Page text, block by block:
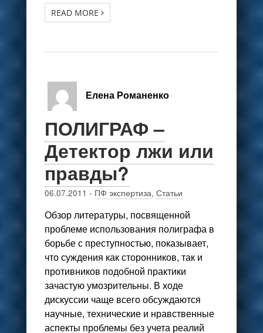
READ MORE
Елена Романенко
ПОЛИГРАФ –
Детектор лжи или
правды?
06.07.2011 - ПФ экспертиза, Статьи
Обзор литературы, посвященной
проблеме использования полиграфа в
борьбе с преступностью, показывает,
что суждения как сторонников, так и
противников подобной практики
зачастую умозрительны. В ходе
дискуссии чаще всего обсуждаются
научные, технические и нравственные
аспекты проблемы без учета реалий